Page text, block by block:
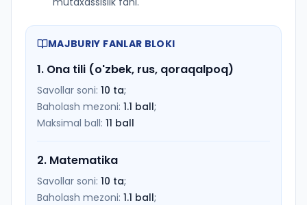
MAJBURIY FANLAR BLOKI
1. Ona tili (o'zbek, rus, qoraqalpoq)
Savollar soni: 10 ta;
Baholash mezoni: 1.1 ball;
Maksimal ball: 11 ball
2. Matematika
Savollar soni: 10 ta;
Baholash mezoni: 1.1 ball;